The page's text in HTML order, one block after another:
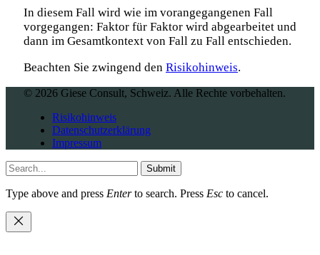
In diesem Fall wird wie im vorangegangenen Fall
vorgegangen: Faktor für Faktor wird abgearbeitet und
dann im Gesamtkontext von Fall zu Fall entschieden.
Beachten Sie zwingend den Risikohinweis.
© 2026 Giese Consult, Schweiz. Alle Rechte vorbehalten.
Risikohinweis
Datenschutzerklärung
Impressum
Submit
Type above and press Enterto search. Press Esc to cancel.